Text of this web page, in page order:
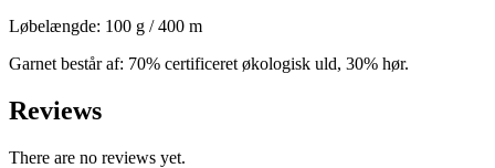
Løbelængde: 100 g / 400 m
Garnet består af: 70% certificeret økologisk uld, 30% hør.
Reviews
There are no reviews yet.